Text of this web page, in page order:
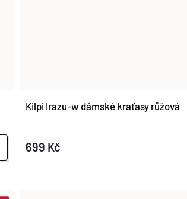
Kilpi Irazu-w dámské kraťasy růžová
699 Kč